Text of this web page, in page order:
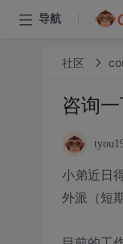
导航
社区
咨询
小弟近日
外派（短